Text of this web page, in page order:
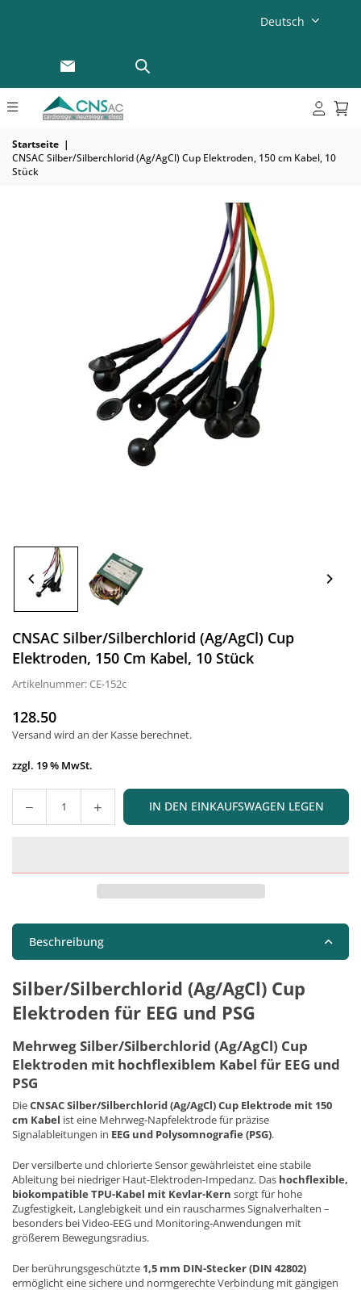
Deutsch
Startseite |
CNSAC Silber/Silberchlorid (Ag/AgCl) Cup Elektroden, 150 cm Kabel, 10
Stück
CNSAC Silber/Silberchlorid (Ag/AgCl) Cup
Elektroden, 150 Cm Kabel, 10 Stück
Artikelnummer:CE-152c
Normaler
Preis
128.50
Versand wird an der Kasse berechnet.
zzgl. 19 % MwSt.
Menge IN DEN EINKAUFSWAGEN LEGEN
Beschreibung
Silber/Silberchlorid (Ag/AgCl) Cup
Elektroden für EEG und PSG
Mehrweg Silber/Silberchlorid (Ag/AgCl) Cup
Elektroden mit hochflexiblem Kabel für EEG und
PSG
DieCNSAC Silber/Silberchlorid (Ag/AgCl) Cup Elektrode mit 150
cm Kabel ist eine Mehrweg-Napfelektrode für präzise
Signalableitungen in EEG und Polysomnografie (PSG).
Der versilberte und chlorierte Sensor gewährleistet eine stabile
Ableitung bei niedriger Haut-Elektroden-Impedanz. Das hochflexible,
biokompatible TPU-Kabel mit Kevlar-Kern sorgt für hohe
Zugfestigkeit, Langlebigkeit und ein rauscharmes Signalverhalten –
besonders bei Video-EEG und Monitoring-Anwendungen mit
größerem Bewegungsradius.
Der berührungsgeschützte 1,5 mm DIN-Stecker (DIN 42802)
ermöglicht eine sichere und normgerechte Verbindung mit gängigen